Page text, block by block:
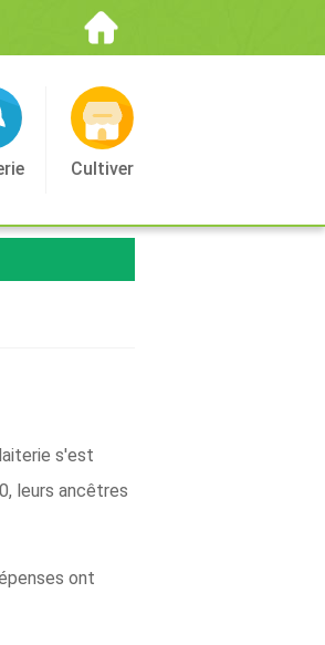
Cultiver
s'est
leurs ancêtres
ont